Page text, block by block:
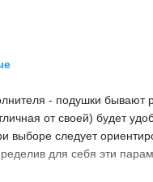
- подушки бывают
от своей) будет
выборе следует
для себя эти